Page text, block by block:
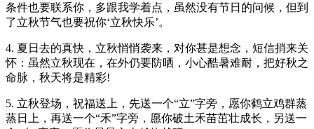
条件也要联系你，多跟我学着点，虽然没有节日的问候，但到
了立秋节气也要祝你‘立秋快乐’。
4. 夏日去的真快，立秋悄悄袭来，对你甚是想念，短信捎来关
怀：虽然立秋现在，在外仍要防晒，小心酷暑难耐，把好秋之
命脉，秋天将是精彩!
5. 立秋登场，祝福送上，先送一个“立”字旁，愿你鹤立鸡群蒸
蒸日上，再送一个“禾”字旁，愿你破土禾苗茁壮成长，另送一